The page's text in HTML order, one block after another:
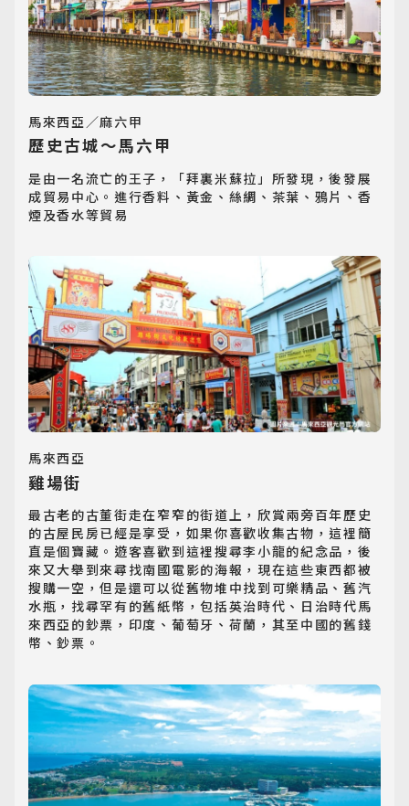
馬來西亞／麻六甲
歷史古城～馬六甲
是由一名流亡的王子，「拜裏米蘇拉」所發現，後發展
成貿易中心。進行香料、黃金、絲綢、茶葉、鴉片、香
煙及香水等貿易
馬來西亞
雞場街
最古老的古董街走在窄窄的街道上，欣賞兩旁百年歷史
的古屋民房已經是享受，如果你喜歡收集古物，這裡簡
直是個寶藏。遊客喜歡到這裡搜尋李小龍的紀念品，後
來又大舉到來尋找南國電影的海報，現在這些東西都被
搜購一空，但是還可以從舊物堆中找到可樂精品、舊汽
水瓶，找尋罕有的舊紙幣，包括英治時代、日治時代馬
來西亞的鈔票，印度、葡萄牙、荷蘭，其至中國的舊錢
幣、鈔票。